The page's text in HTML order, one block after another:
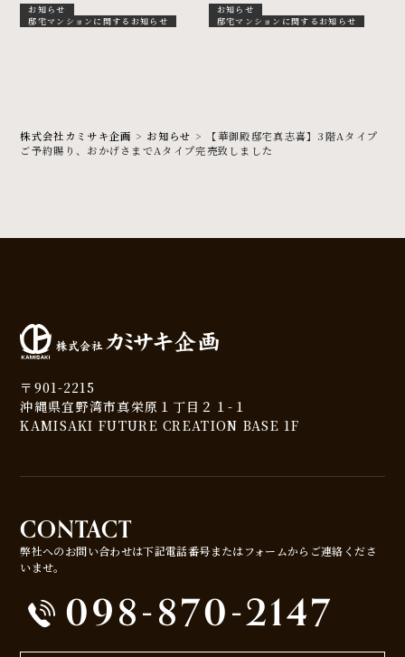
お知らせ
邸宅マンションに関するお知らせ
お知らせ
邸宅マンションに関するお知らせ
株式会社カミサキ企画 > お知らせ >
【華御殿邸宅真志喜】3階Aタイプ
ご予約賜り、おかげさまでAタイプ完売致しました
〒901-2215
沖縄県宜野湾市真栄原１丁目２１-１
KAMISAKI FUTURE CREATION BASE 1F
CONTACT
弊社へのお問い合わせは下記電話番号またはフォームからご連絡くださ
いませ。
098-870-2147